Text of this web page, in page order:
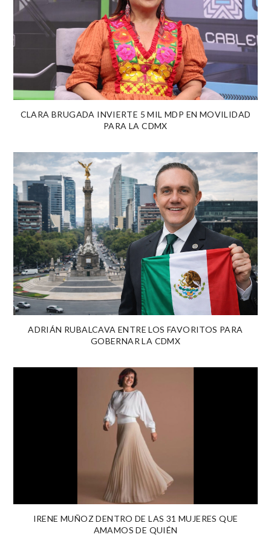
CLARA BRUGADA INVIERTE 5 MIL MDP EN MOVILIDAD
PARA LA CDMX
ADRIÁN RUBALCAVA ENTRE LOS FAVORITOS PARA
GOBERNAR LA CDMX
IRENE MUÑOZ DENTRO DE LAS 31 MUJERES QUE
AMAMOS DE QUIÉN